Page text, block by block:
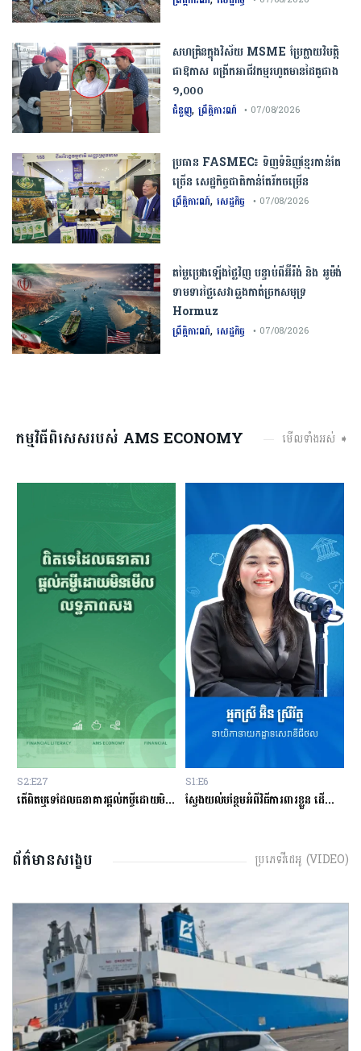
សហគ្រិនក្នុងវិស័យ MSME ប្រែក្លាយវិបត្តិ
ជាឱកាស ពង្រីកអាជីវកម្មរហូតមានដៃគូជាង
១,០០០
ជំនួញ,ព្រឹត្តិការណ៍ • 07/08/2026
ប្រធាន​​ ​FASMEC​៖​ ​ទិញ​ទំនិញ​ខ្មែរ​កាន់តែ​
ច្រើន​ ​សេដ្ឋកិច្ច​ជាតិ​កាន់តែ​រីកចម្រើន​
ព្រឹត្តិការណ៍, សេដ្ឋកិច្ច • 07/08/2026
តម្លៃប្រេងឡើងថ្លៃវិញ បន្ទាប់ពីអ៊ីរ៉ង់ និង អូម៉ង់
ទាមទារថ្លៃសេវាឆ្លងកាត់ច្រកសមុទ្រ
Hormuz
ព្រឹត្តិការណ៍, សេដ្ឋកិច្ច • 07/08/2026
កម្មវិធីពិសេសរបស់ AMS ECONOMY មើលទាំងអស់ ➧
S2:E27
តើពិតឬទេដែលធនាគារផ្ដល់កម្ចីដោយមិនសិក្សាលើលទ្ធភាពសងត្រឡប់?
S1:E6
ស្វែងយល់បន្ថែមអំពីវិធីការពារខ្លួន ដើម្បីជៀសវាងពីការឆបោកតាមបច្ចេកវិទ្យាហិរញ្ញវត្ថុ!
ព័ត៌មានសង្ខេប ប្រភេទវីដេអូ (VIDEO)